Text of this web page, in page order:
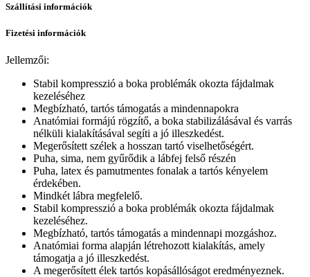
Szállítási információk
Fizetési információk
Jellemzői:
Stabil kompresszió a boka problémák okozta fájdalmak
kezeléséhez
Megbízható, tartós támogatás a mindennapokra
Anatómiai formájú rögzítő, a boka stabilizálásával és varrás
nélküli kialakításával segíti a jó illeszkedést.
Megerősített szélek a hosszan tartó viselhetőségért.
Puha, sima, nem gyűrődik a lábfej felső részén
Puha, latex és pamutmentes fonalak a tartós kényelem
érdekében.
Mindkét lábra megfelelő.
Stabil kompresszió a boka problémák okozta fájdalmak
kezeléséhez.
Megbízható, tartós támogatás a mindennapi mozgáshoz.
Anatómiai forma alapján létrehozott kialakítás, amely
támogatja a jó illeszkedést.
A megerősített élek tartós kopásállóságot eredményeznek.